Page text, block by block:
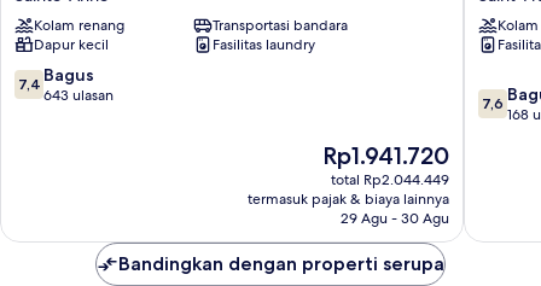
Anne
Pierre
&
Vacances
Sainte-
Kolam renang
Transportasi bandara
Dapur kecil
Fasilitas laundry
7.4
dari
7,4 Bagus
643 ulasan
Harga
sekarang
Rp1.941.720
Rp1.941.720
total Rp2.044.449
termasuk pajak & biaya lainnya
29 Agu - 30 Agu
Vallon
Saint-
7.6
dari
7,6
168
Bandingkan dengan properti serupa